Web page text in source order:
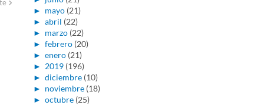
► mayo (21)
► abril (22)
► marzo (22)
► febrero (20)
► enero (21)
► 2019 (196)
► diciembre (10)
► noviembre (18)
► octubre (25)